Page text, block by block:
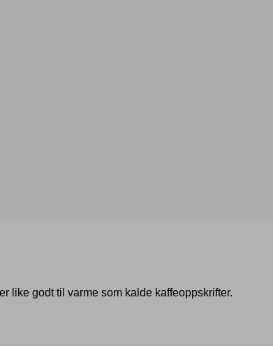
like godt til varme som kalde kaffeoppskrifter.